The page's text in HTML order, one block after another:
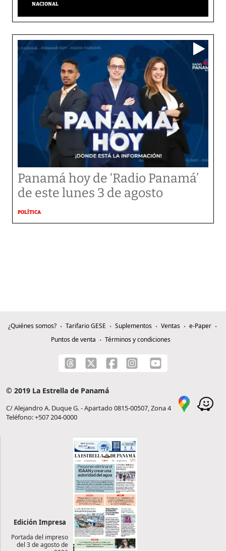
NACIONAL
Panamá hoy de ‘Radio Panamá’
de este lunes 3 de agosto
POLÍTICA
¿Quiénes somos? Tarifario GESE Suplementos Ventas
e-Paper
Puntos de venta
Términos y condiciones
© 2019 La Estrella de Panamá
C/ Alejandro A. Duque G. - Apartado 0815-00507, Zona 4
Teléfono: +507 204-0000
Edición Impresa
Portada del impreso
del 3 de agosto de